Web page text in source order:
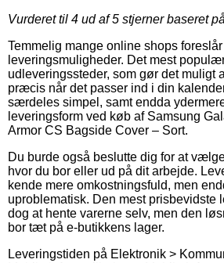
Vurderet til 4 ud af 5 stjerner baseret på
Temmelig mange online shops
leveringsmuligheder. Det mest
udleveringssteder, som gør det muligt
præcis når det passer ind i din
særdeles simpel, samt endda
leveringsform ved køb af Samsung
Armor CS Bagside Cover – Sort.
Du burde også beslutte dig for at
hvor du bor eller ud på dit arbejde.
kende mere omkostningsfuld, men
uproblematisk. Den mest prisbevidste
dog at hente varerne selv, men den
bor tæt på e-butikkens lager.
Leveringstiden på Elektronik >